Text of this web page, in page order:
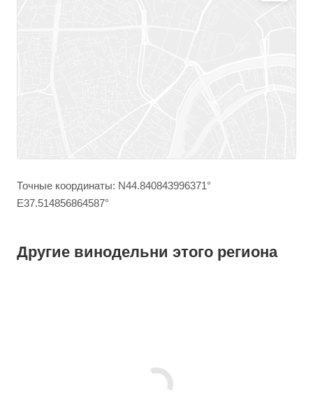
Точные координаты: N44.840843996371°
E37.514856864587°
Другие винодельни этого региона